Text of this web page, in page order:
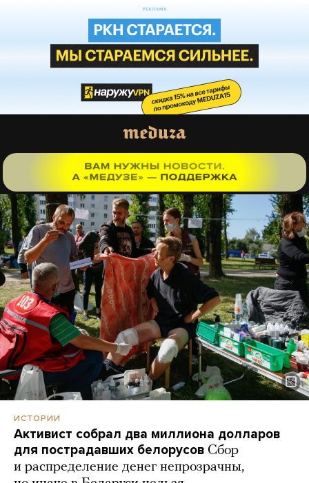
ИСТОРИИ
Активист собрал два миллиона долларов
для пострадавших белорусов Сбор
и распределение денег непрозрачны,